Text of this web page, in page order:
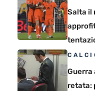
Salta il
Guerra
retata: